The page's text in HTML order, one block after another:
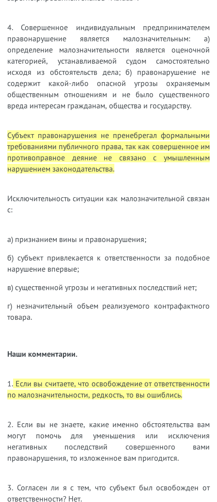
4. Совершенное индивидуальным предпринимателем
правонарушение является малозначительным: а)
определение малозначительности является оценочной
категорией, устанавливаемой судом самостоятельно
исходя из обстоятельств дела; б) правонарушение не
содержит какой-либо опасной угрозы охраняемым
общественным отношениям и не было существенного
вреда интересам гражданам, общества и государству.
Субъект правонарушения не пренебрегал формальными
требованиями публичного права, так как совершенное им
противоправное деяние не связано с умышленным
нарушением законодательства.
Исключительность ситуации как малозначительной связан
с:
а) признанием вины и правонарушения;
б) субъект привлекается к ответственности за подобное
нарушение впервые;
в) существенной угрозы и негативных последствий нет;
г) незначительный объем реализуемого контрафактного
товара.
Наши комментарии.
1. Если вы считаете, что освобождение от ответственности
по малозначительности, редкость, то вы ошиблись.
2. Если вы не знаете, какие именно обстоятельства вам
могут помочь для уменьшения или исключения
негативных последствий совершенного вами
правонарушения, то изложенное вам пригодится.
3. Согласен ли я с тем, что субъект был освобожден от
ответственности? Нет.